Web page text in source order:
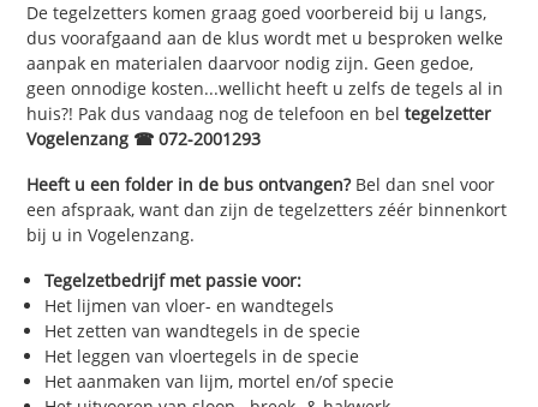
De tegelzetters komen graag goed voorbereid bij u langs,
dus voorafgaand aan de klus wordt met u besproken welke
aanpak en materialen daarvoor nodig zijn. Geen gedoe,
geen onnodige kosten...wellicht heeft u zelfs de tegels al in
huis?! Pak dus vandaag nog de telefoon en beltegelzetter
Vogelenzang ☎ 072-2001293
Heeft u een folder in de bus ontvangen?Bel dan snel voor
een afspraak, want dan zijn de tegelzetters zéér binnenkort
bij u in Vogelenzang.
Tegelzetbedrijf met passie voor:
Het lijmen van vloer- en wandtegels
Het zetten van wandtegels in de specie
Het leggen van vloertegels in de specie
Het aanmaken van lijm, mortel en/of specie